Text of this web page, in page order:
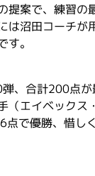
提案で、練習の
は沼田コーチが
す。
、合計200点が
（エイベックス
点で優勝、惜し